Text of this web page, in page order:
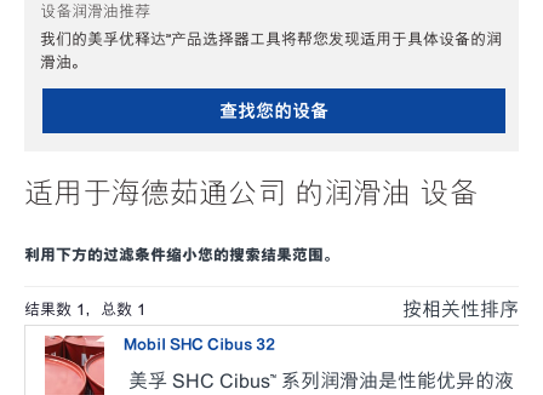
设备润滑油推荐
我们的美孚优释达℠产品选择器工具将帮您发现适用于具体设备的润
滑油。
查找您的设备
适用于海德茹通公司 的润滑油 设备
利用下方的过滤条件缩小您的搜索结果范围。
结果数 1 ，总数 1 按相关性排序
Mobil SHC Cibus 32
美孚 SHC Cibus™ 系列润滑油是性能优异的液